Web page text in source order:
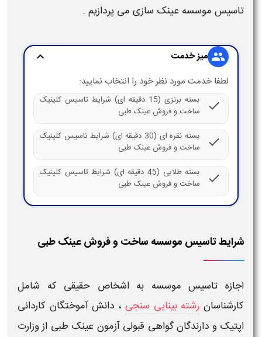
تاسیس موسسه عینک سازی می پردازیم .
group میز خدمت expand_more
لطفا خدمت مورد نظر خود را انتخاب نمایید:
check
بسته برنزی (15 دقیقه ای) شرایط تاسیس کلینیک
ساخت و فروش عینک طبی
check
بسته نقره ای (30 دقیقه ای) شرایط تاسیس کلینیک
ساخت و فروش عینک طبی
check
بسته طلایی (45 دقیقه ای) شرایط تاسیس کلینیک
ساخت و فروش عینک طبی
شرایط تاسیس موسسه ساخت و فروش عینک طبی
اجازهتاسیس موسسه به اشخاص حقیقی که شامل
کارشناسان رشته بینایی سنجی ، دانش آموختگان کاردانی
اپتیکو دارندگان گواهی قبولی آزمون عینک طبی از وزارت